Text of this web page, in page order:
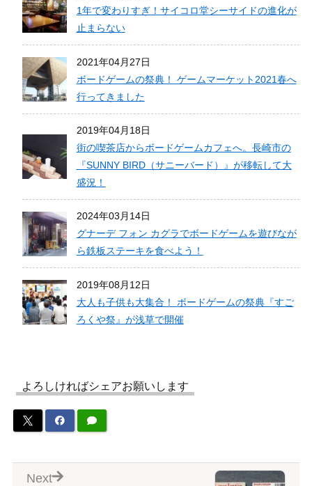
1年で変わりすぎ！サイコロ堂シーサイドの進化が
止まらない
2021年04月27日
ボードゲームの祭典！ ゲームマーケット2021春へ
行ってきました
2019年04月18日
街の喫茶店からボードゲームカフェへ。長崎市の
『SUNNY BIRD（サニーバード）』が移転して大
盛況！
2024年03月14日
グナーデ フォン カグラでボードゲームを遊びなが
ら鉄板ステーキを食べよう！
2019年08月12日
大人も子供も大集合！ ボードゲームの祭典『すご
ろくや祭』が浅草で開催
よろしければシェアお願いします
Next